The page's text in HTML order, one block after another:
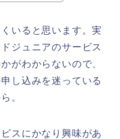
いると思います。実
ジュニアのサービス
がわからないので、
し込みを迷っている
。
スにかなり興味があ